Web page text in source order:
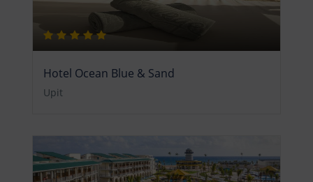
Hotel Ocean Blue & Sand
Upit